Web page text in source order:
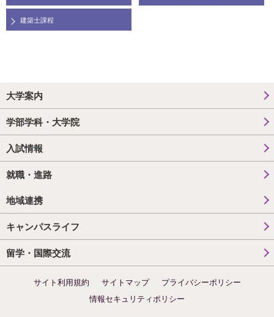
建築士課程
大学案内
学部学科・大学院
入試情報
就職・進路
地域連携
キャンパスライフ
留学・国際交流
サイト利用規約 サイトマップ
プライバシーポリシー
情報セキュリティポリシー